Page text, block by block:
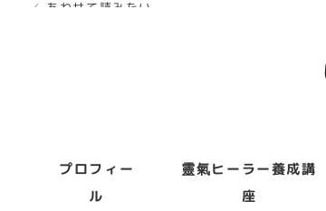
プロフィー
ル
靈氣ヒーラー養成講
座
✓ あわせて読みたい